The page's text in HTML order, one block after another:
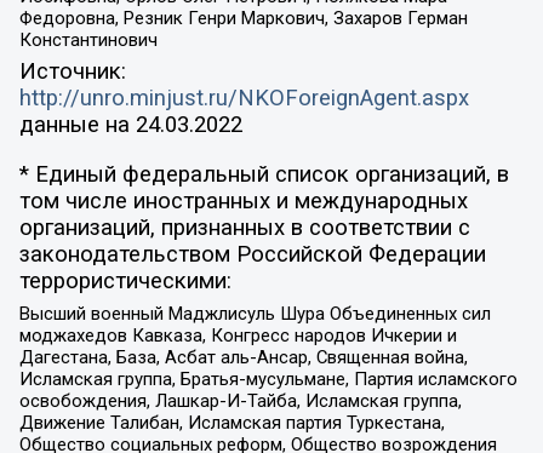
Федоровна, Резник Генри Маркович, Захаров Герман
Константинович
Источник:
http://unro.minjust.ru/NKOForeignAgent.aspx
данные на 24.03.2022
* Единый федеральный список организаций, в
том числе иностранных и международных
организаций, признанных в соответствии с
законодательством Российской Федерации
террористическими:
Высший военный Маджлисуль Шура Объединенных сил
моджахедов Кавказа, Конгресс народов Ичкерии и
Дагестана, База, Асбат аль-Ансар, Священная война,
Исламская группа, Братья-мусульмане, Партия исламского
освобождения, Лашкар-И-Тайба, Исламская группа,
Движение Талибан, Исламская партия Туркестана,
Общество социальных реформ, Общество возрождения